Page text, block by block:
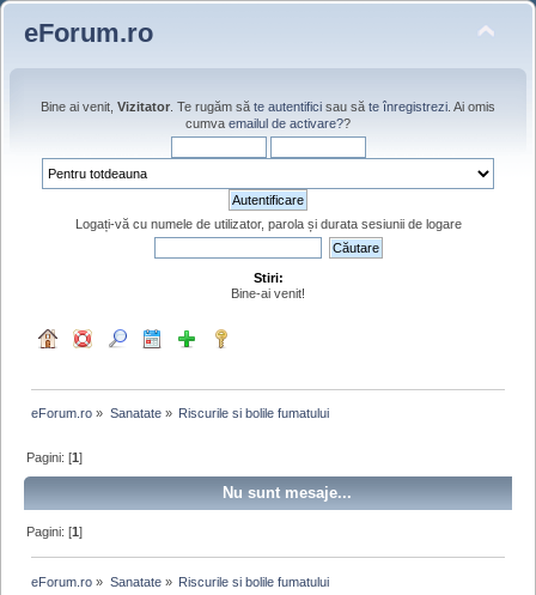
eForum.ro
Bine ai venit, Vizitator . Te rugăm să te autentifici sau să te înregistrezi . Ai omis
cumva emailul de activare??
Logați-vă cu numele de utilizator, parola și durata sesiunii de logare
Stiri:
Bine-ai venit!
eForum.ro » Sanatate» Riscurile si bolile fumatului
Pagini: [1]
Nu sunt mesaje...
Pagini: [1]
eForum.ro » Sanatate» Riscurile si bolile fumatului